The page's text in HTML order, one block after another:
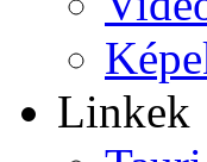
Linkek